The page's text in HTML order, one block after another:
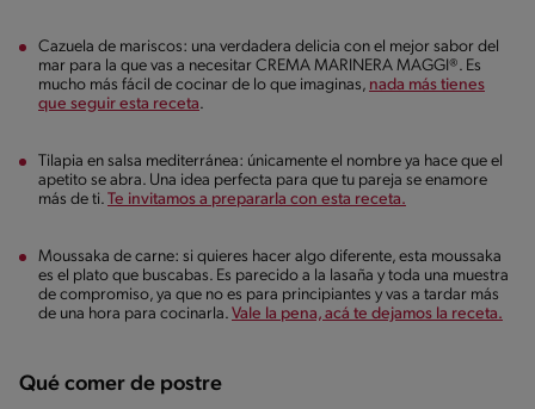
Cazuela de mariscos: una verdadera delicia con el mejor sabor del
mar para la que vas a necesitar CREMA MARINERA MAGGI®. Es
mucho más fácil de cocinar de lo que imaginas, nada más tienes
que seguir esta receta.
Tilapia en salsa mediterránea: únicamente el nombre ya hace que el
apetito se abra. Una idea perfecta para que tu pareja se enamore
más de ti. Te invitamos a prepararla con esta receta.
Moussaka de carne: si quieres hacer algo diferente, esta moussaka
es el plato que buscabas. Es parecido a la lasaña y toda una muestra
de compromiso, ya que no es para principiantes y vas a tardar más
de una hora para cocinarla. Vale la pena, acá te dejamos la receta.
Qué comer de postre